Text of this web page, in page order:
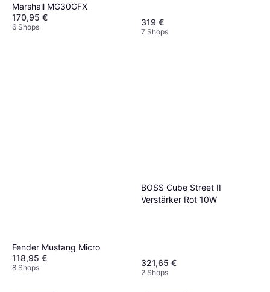
Marshall MG30GFX
170,95 €
6 Shops 319 €
7 Shops
Fender Mustang Micro
118,95 €
8 Shops
BOSS Cube Street II
Verstärker Rot 10W
321,65 €
2 Shops